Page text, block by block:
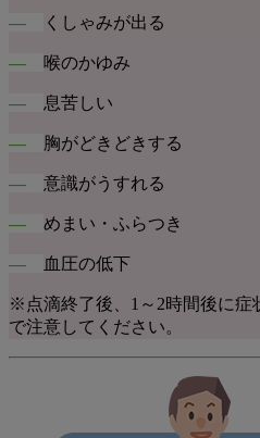
― くしゃみが出る
― 喉のかゆみ
― 息苦しい
― 胸がどきどきする
― 意識がうすれる
― めまい・ふらつき
― 血圧の低下
※点滴終了後、1～2時間後に症
で注意してください。